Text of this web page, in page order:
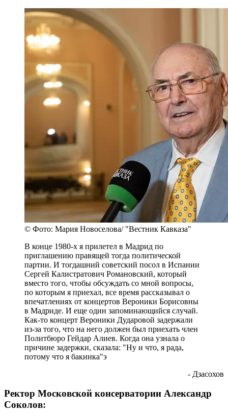
© Фото: Мария Новоселова/ "Вестник Кавказа"
В конце 1980-х я прилетел в Мадрид по
приглашению правящей тогда политической
партии. И тогдашний советский посол в Испании
Сергей Калистратович Романовский, который
вместо того, чтобы обсуждать со мной вопросы,
по которым я приехал, все время рассказывал о
впечатлениях от концертов Вероники Борисовны
в Мадриде. И еще один запоминающийся случай.
Как-то концерт Вероники Дударовой задержали
из-за того, что на него должен был приехать член
Политбюро Гейдар Алиев. Когда она узнала о
причине задержки, сказала: "Ну и что, я рада,
потому что я бакинка"э
- Дзасохов
Ректор Московской консерватории Александр
Соколов: